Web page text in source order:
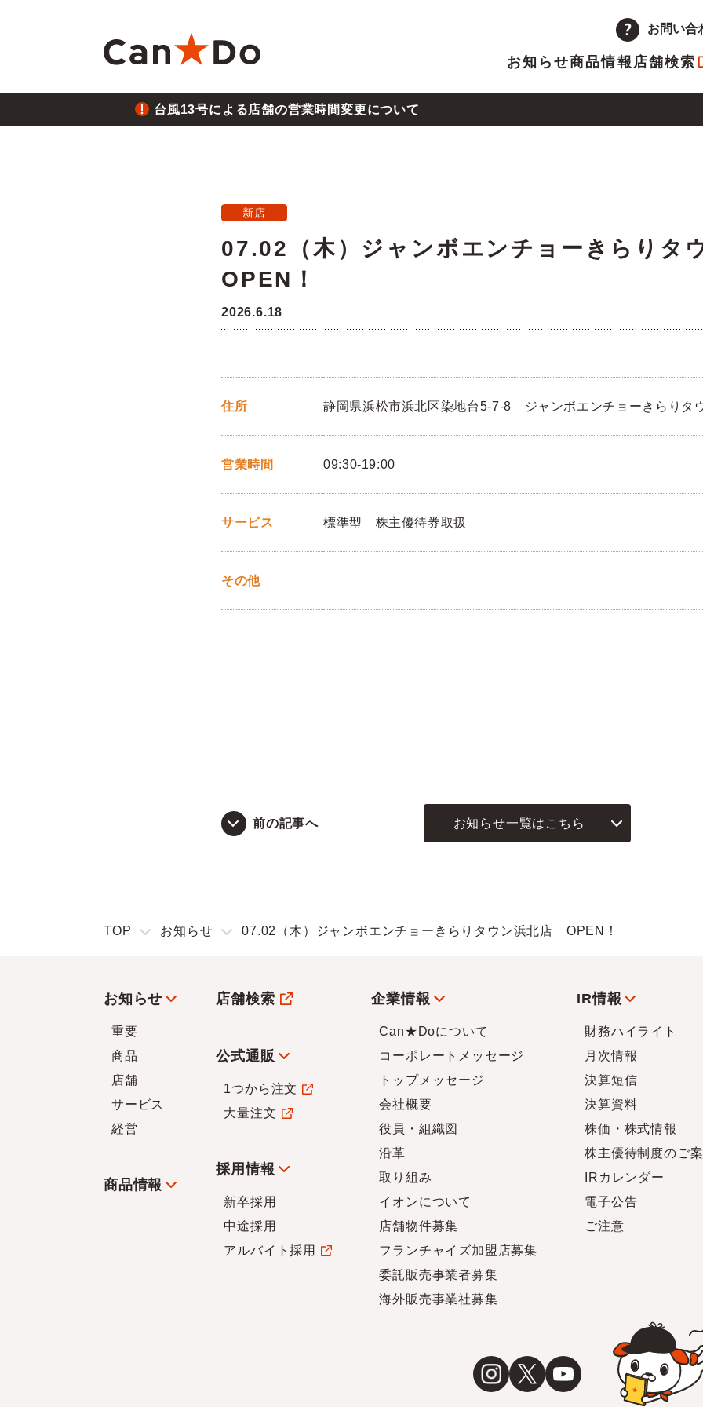
お問い合
お知らせ商品情報 店舗検索
企業情報
沿革 取り組み
台風13号による店舗の営業時間変更について
熊本県熊本地方の地震による店舗の一時休業について
2026.6.26
新店
07.02（木）ジャンボエンチョーきらりタ
OPEN！
2026.6.18
住所 静岡県浜松市浜北区染地台5-7-8 ジャンボエンチョーきらりタ
営業時間 09:30-19:00
サービス 標準型 株主優待券取扱
その他
前の記事へ お知らせ一覧はこちら
TOP お知らせ 07.02（木）ジャンボエンチョーきらりタウン浜北店 OPEN！
お知らせ
重要
商品
店舗
サービス
経営
商品情報
店舗検索
公式通販
1つから注文
大量注文
採用情報
新卒採用
中途採用
アルバイト採用
企業情報
Can★Doについて
コーポレートメッセージ
トップメッセージ
会社概要
役員・組織図
沿革
取り組み
イオンについて
店舗物件募集
フランチャイズ加盟店募集
委託販売事業者募集
海外販売事業社募集
IR情報
財務ハイライト
月次情報
決算短信
決算資料
株価・株式情報
株主優待制度のご
IRカレンダー
電子公告
ご注意